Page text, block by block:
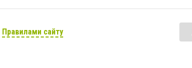
Правилами сайту